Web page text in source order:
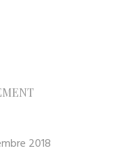
2018